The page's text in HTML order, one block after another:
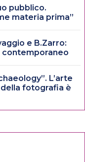
pubblico.
materia prima”
e B.Zarro:
contemporaneo
L’arte
fotografia è